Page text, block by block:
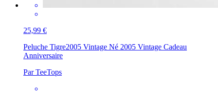
25,99 €
Peluche Tigre2005 Vintage Né 2005 Vintage Cadeau
Anniversaire
Par TeeTops